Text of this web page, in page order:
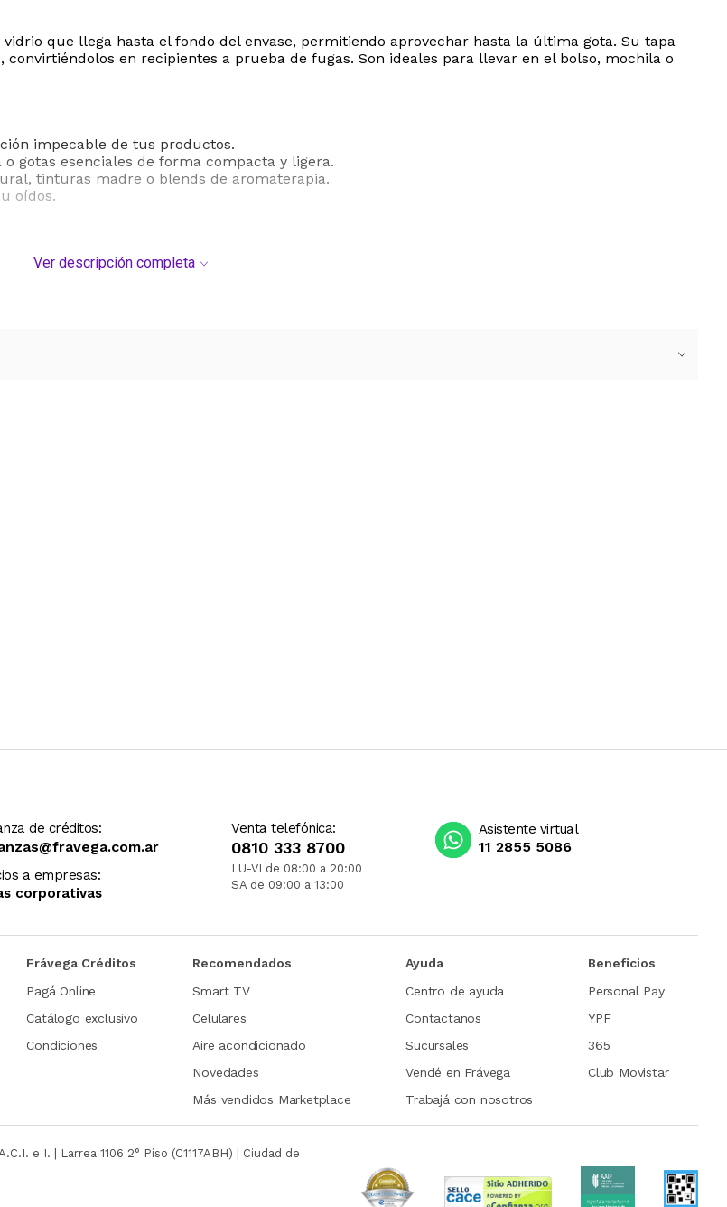
que llega hasta el fondo del envase, permitiendo aprovechar hasta la última gota. Su tapa
en recipientes a prueba de fugas. Son ideales para llevar en el bolso, mochila o
impecable de tus productos.
gotas esenciales de forma compacta y ligera.
tinturas madre o blends de aromaterapia.
oídos.
Ver descripción completa
de créditos:
a empresas:
corporativas
Venta telefónica:
0810 333 8700
LU-VI de 08:00 a 20:00
SA de 09:00 a 13:00
Asistente virtual
11 2855 5086
Frávega Créditos
Pagá Online
Catálogo exclusivo
Condiciones
Recomendados
Smart TV
Celulares
Aire acondicionado
Novedades
Más vendidos Marketplace
Ayuda
Centro de ayuda
Contactanos
Sucursales
Vendé en Frávega
Trabajá con nosotros
Beneficios
Personal Pay
YPF
365
Club Movistar
e I. | Larrea 1106 2° Piso (C1117ABH) | Ciudad de